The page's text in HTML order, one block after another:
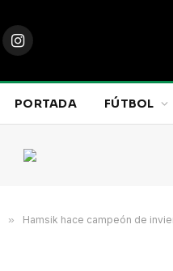
Instagram
PORTADA FÚTBOL
» Hamsik hace campeón de